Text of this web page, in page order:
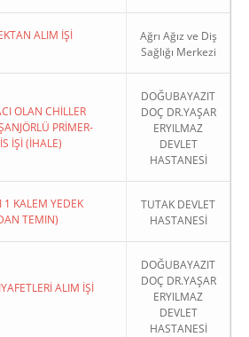
ALIM İŞİ
Ağrı Ağız ve Diş
Sağlığı Merkezi
OLAN CHİLLER
PRİMER-
İŞİ (İHALE)
DOĞUBAYAZIT
DOÇ DR.YAŞAR
ERYILMAZ
DEVLET
HASTANESİ
1 KALEM YEDEK
TEMIN)
TUTAK DEVLET
HASTANESİ
ALIM İŞİ
DOĞUBAYAZIT
DOÇ DR.YAŞAR
ERYILMAZ
DEVLET
HASTANESİ